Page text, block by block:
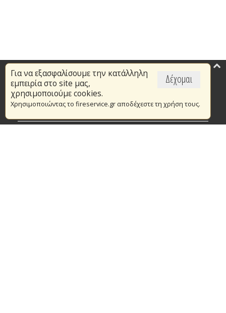
Δέχομαι
Για να εξασφαλίσουμε την κατάλληλη
εμπειρία στο site μας,
χρησιμοποιούμε cookies.
Χρησιμοποιώντας το fireservice.gr αποδέχεστε τη χρήση τους.
Επικαιρότητα
Το Πυροσβεστικό Σώμα